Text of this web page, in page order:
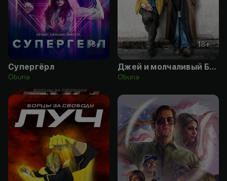
18+
Супергёрл
Obuna
18+
Джей и молчаливый Боб: Перезагрузка
Obuna